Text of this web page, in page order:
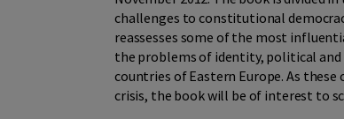
challenges to constitutional
reassesses some of the most
the problems of identity, political and
countries of Eastern Europe. As
crisis, the book will be of interest to